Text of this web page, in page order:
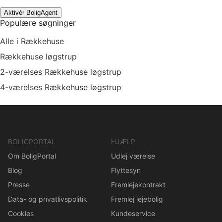
Aktivér BoligAgent
Populære søgninger
Alle i Rækkehuse
Rækkehuse løgstrup
2-værelses Rækkehuse løgstrup
4-værelses Rækkehuse løgstrup
BOLIGPORTAL
Om BoligPortal
Blog
Presse
Data- og privatlivspolitik
Cookies
HJÆLP
Udlej værelse
Flyttesyn
Fremlejekontrakt
Fremlej lejebolig
Kundeservice